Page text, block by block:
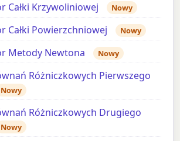
Całki Krzywoliniowej Nowy
Całki Powierzchniowej Nowy
Metody Newtona Nowy
Różniczkowych Pierwszego
Nowy
Różniczkowych Drugiego
Nowy